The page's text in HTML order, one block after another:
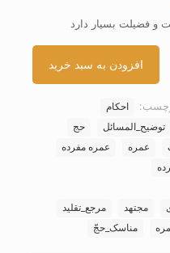
و فضیلت بسیار دارد
افزودن به سبد خرید
احکام
توضیح_المسائل
حج
عمره
عمره مفرده
مجتهد
مرجع_تقلید
مناسک_حجّ